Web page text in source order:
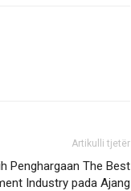
Artikulli tjetër
Penghargaan The Best
Industry pada Ajang